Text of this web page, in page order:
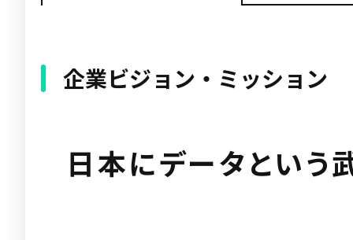
企業ビジョン・ミッション
日本にデータという